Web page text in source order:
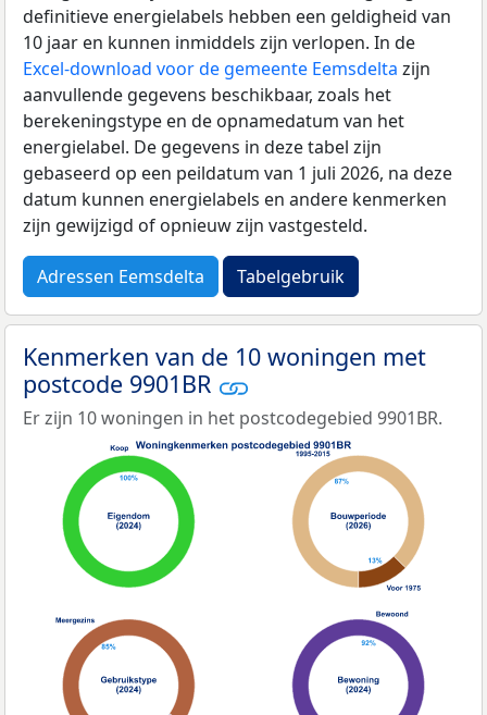
definitieve energielabels hebben een geldigheid van
10 jaar en kunnen inmiddels zijn verlopen. In de
Excel-download voor de gemeente Eemsdelta zijn
aanvullende gegevens beschikbaar, zoals het
berekeningstype en de opnamedatum van het
energielabel. De gegevens in deze tabel zijn
gebaseerd op een peildatum van 1 juli 2026, na deze
datum kunnen energielabels en andere kenmerken
zijn gewijzigd of opnieuw zijn vastgesteld.
Adressen Eemsdelta Tabelgebruik
Kenmerken van de 10 woningen met
postcode 9901BR
Er zijn 10 woningen in het postcodegebied 9901BR.